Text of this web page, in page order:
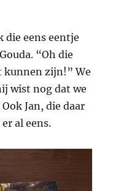
die eens eentje
“Oh die
kunnen zijn!” We
wist nog dat we
Jan, die daar
al eens.